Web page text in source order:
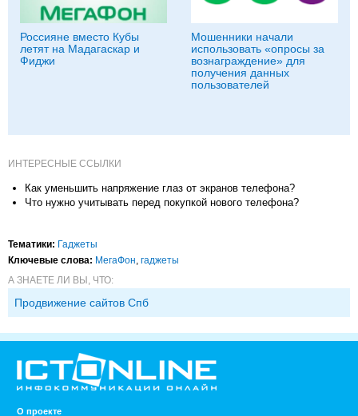
Россияне вместо Кубы
летят на Мадагаскар и
Фиджи
Мошенники начали
использовать «опросы за
вознаграждение» для
получения данных
пользователей
ИНТЕРЕСНЫЕ ССЫЛКИ
Как уменьшить напряжение глаз от экранов телефона?
Что нужно учитывать перед покупкой нового телефона?
Тематики: Гаджеты
Ключевые слова: МегаФон, гаджеты
А ЗНАЕТЕ ЛИ ВЫ, ЧТО:
Продвижение сайтов Спб
О проекте